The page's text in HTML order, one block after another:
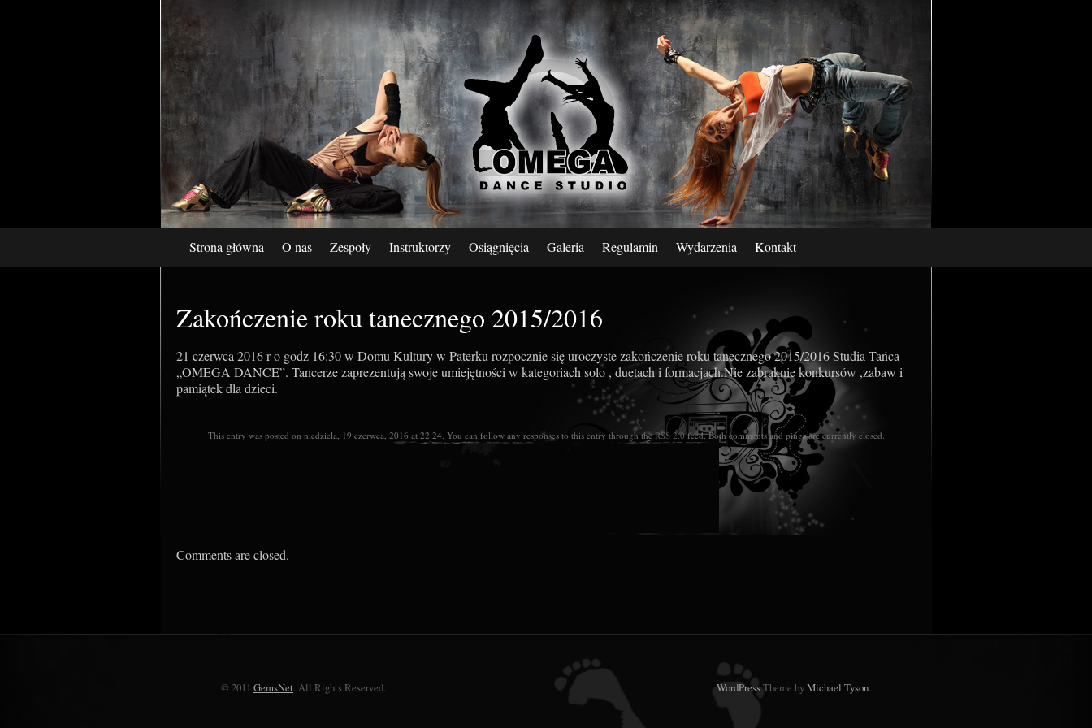
Strona główna O nas Zespoły Instruktorzy Osiągnięcia Galeria Regulamin Wydarzenia Kontakt
Zakończenie roku tanecznego 2015/2016
21 czerwca 2016 r o godz 16:30 w Domu Kultury w Paterku rozpocznie się uroczyste zakończenie roku tanecznego 2015/2016 Studia Tańca
„OMEGA DANCE”. Tancerze zaprezentują swoje umiejętności w kategoriach solo , duetach i formacjach.Nie zabraknie konkursów ,zabaw i
pamiątek dla dzieci.
This entry was posted on niedziela, 19 czerwca, 2016 at 22:24. You can follow any responses to this entry through theRSS 2.0feed. Both comments and pings are currently closed.
Comments are closed.
© 2011 GemsNet. All Rights Reserved. WordPressTheme byMichael Tyson.